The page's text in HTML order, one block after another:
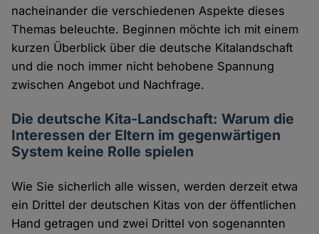
nacheinander die verschiedenen Aspekte dieses
Themas beleuchte. Beginnen möchte ich mit einem
kurzen Überblick über die deutsche Kitalandschaft
und die noch immer nicht behobene Spannung
zwischen Angebot und Nachfrage.
Die deutsche Kita-Landschaft: Warum die
Interessen der Eltern im gegenwärtigen
System keine Rolle spielen
Wie Sie sicherlich alle wissen, werden derzeit etwa
ein Drittel der deutschen Kitas von der öffentlichen
Hand getragen und zwei Drittel von sogenannten